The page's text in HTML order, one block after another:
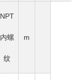
NPT
内螺
纹
m